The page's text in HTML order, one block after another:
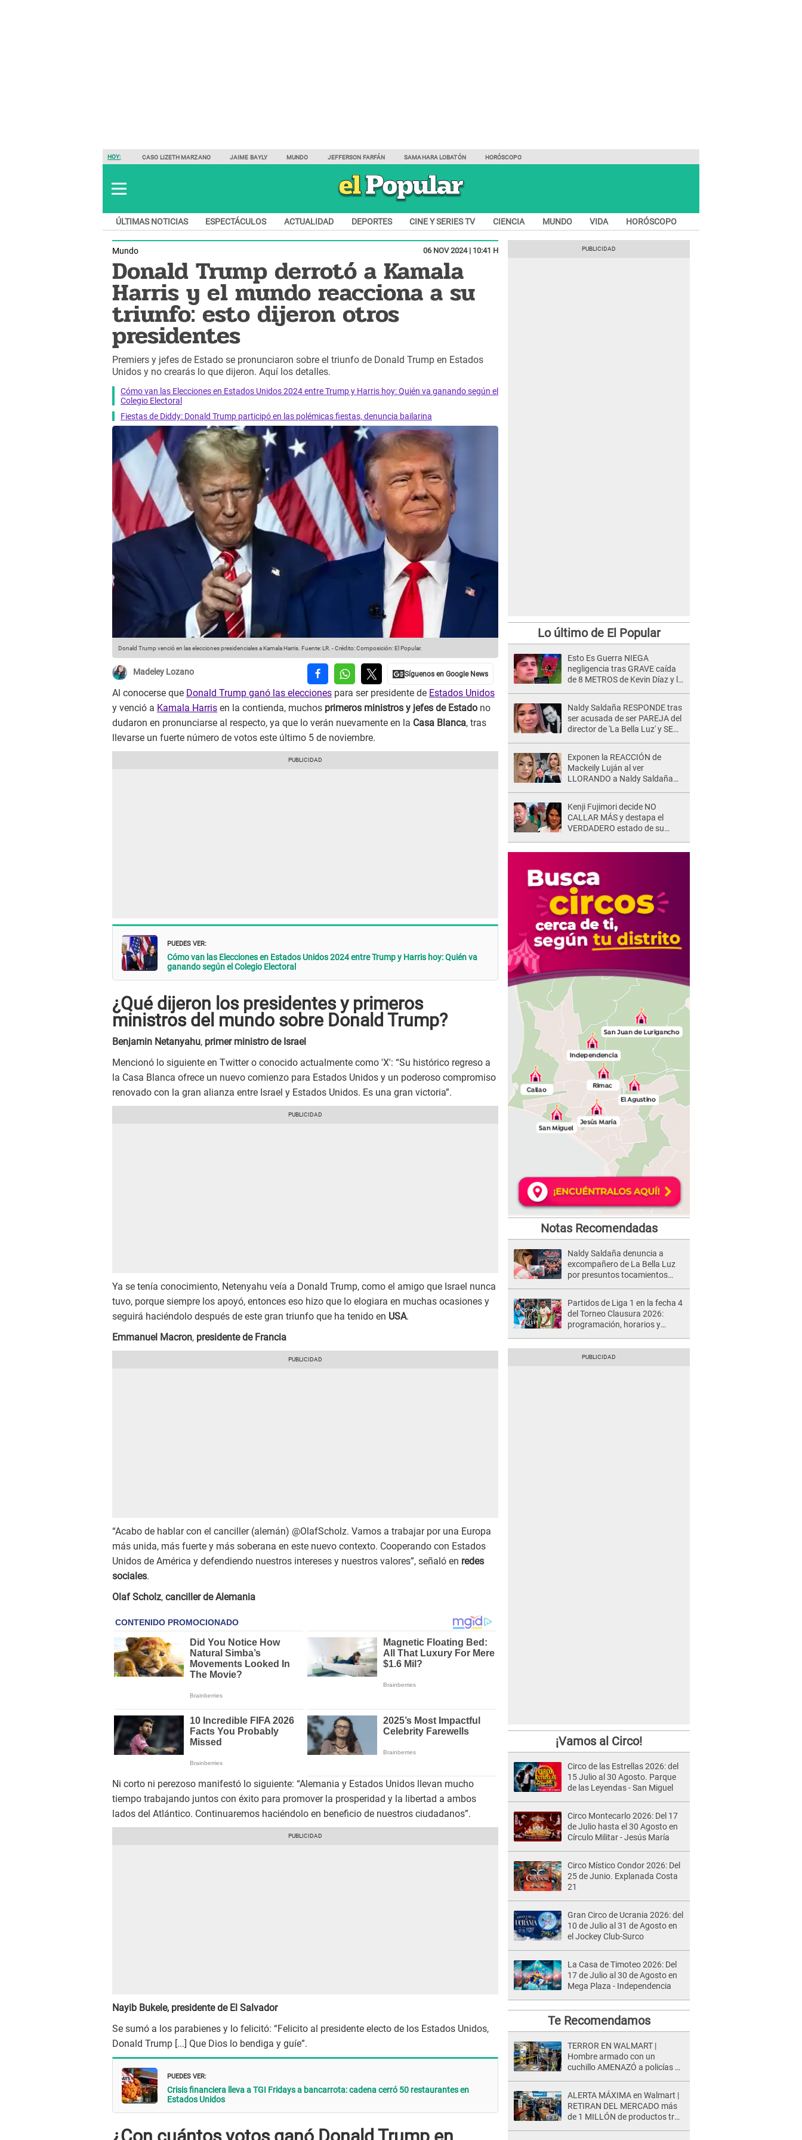
HOY: CASO LIZETH MARZANO JAIME BAYLY MUNDO JEFFERSON FARFÁN SAMAHARA LOBATÓN HORÓSCOPO
ÚLTIMAS NOTICIAS ESPECTÁCULOS ACTUALIDAD DEPORTES CINE Y SERIES TV CIENCIA MUNDO VIDA HORÓSCOPO
Mundo 06 NOV 2024 | 10:41 H
Donald Trump derrotó a Kamala
Harris y el mundo reacciona a su
triunfo: esto dijeron otros
presidentes
Premiers y jefes de Estado se pronunciaron sobre el triunfo de Donald Trump en Estados
Unidos y no crearás lo que dijeron. Aquí los detalles.
Cómo van las Elecciones en Estados Unidos 2024 entre Trump y Harris hoy: Quién va ganando según el
Colegio Electoral
Fiestas de Diddy: Donald Trump participó en las polémicas fiestas, denuncia bailarina
Donald Trump venció en las elecciones presidenciales a Kamala Harris. Fuente: LR. -Crédito: Composición: El Popular.
Madeley Lozano
Al conocerse que Donald Trump ganó las elecciones para ser presidente de Estados Unidos
y venció a Kamala Harris en la contienda, muchos primeros ministros y jefes de Estado no
dudaron en pronunciarse al respecto, ya que lo verán nuevamente en la Casa Blanca, tras
llevarse un fuerte número de votos este último 5 de noviembre.
PUEDES VER:
Cómo van las Elecciones en Estados Unidos 2024 entre Trump y Harris hoy: Quién va
ganando según el Colegio Electoral
¿Qué dijeron los presidentes y primeros
ministros del mundo sobre Donald Trump?
Benjamin Netanyahu, primer ministro de Israel
Mencionó lo siguiente en Twitter o conocido actualmente como 'X': “Su histórico regreso a
la Casa Blanca ofrece un nuevo comienzo para Estados Unidos y un poderoso compromiso
renovado con la gran alianza entre Israel y Estados Unidos. Es una gran victoria”.
Ya se tenía conocimiento, Netenyahu veía a Donald Trump, como el amigo que Israel nunca
tuvo, porque siempre los apoyó, entonces eso hizo que lo elogiara en muchas ocasiones y
seguirá haciéndolo después de este gran triunfo que ha tenido en USA.
Emmanuel Macron, presidente de Francia
“Acabo de hablar con el canciller (alemán) @OlafScholz. Vamos a trabajar por una Europa
más unida, más fuerte y más soberana en este nuevo contexto. Cooperando con Estados
Unidos de América y defendiendo nuestros intereses y nuestros valores”, señaló en redes
sociales.
Olaf Scholz, canciller de Alemania
Ni corto ni perezoso manifestó lo siguiente: “Alemania y Estados Unidos llevan mucho
tiempo trabajando juntos con éxito para promover la prosperidad y la libertad a ambos
lados del Atlántico. Continuaremos haciéndolo en beneficio de nuestros ciudadanos”.
Nayib Bukele, presidente de El Salvador
Se sumó a los parabienes y lo felicitó: “Felicito al presidente electo de los Estados Unidos,
Donald Trump [...] Que Dios lo bendiga y guíe”.
PUEDES VER:
Crisis financiera lleva a TGI Fridays a bancarrota: cadena cerró 50 restaurantes en
Estados Unidos
Lo último de El Popular
Esto Es Guerra NIEGA
negligencia tras GRAVE caída
de 8 METROS de Kevin Díaz y lo
Naldy Saldaña RESPONDE tras
ser acusada de ser PAREJA del
director de 'La Bella Luz' y SE
Exponen la REACCIÓN de
Mackeily Luján al ver
LLORANDO a Naldy Saldaña
Kenji Fujimori decide NO
CALLAR MÁS y destapa el
VERDADERO estado de su
Notas Recomendadas
Naldy Saldaña denuncia a
excompañero de La Bella Luz
por presuntos tocamientos
Partidos de Liga 1 en la fecha 4
del Torneo Clausura 2026:
programación, horarios y
¡Vamos al Circo!
Circo de las Estrellas 2026: del
15 Julio al 30 Agosto. Parque
de las Leyendas - San Miguel
Circo Montecarlo 2026: Del 17
de Julio hasta el 30 Agosto en
Círculo Militar - Jesús María
Circo Místico Condor 2026: Del
25 de Junio. Explanada Costa
21
Gran Circo de Ucrania 2026: del
10 de Julio al 31 de Agosto en
el Jockey Club-Surco
La Casa de Timoteo 2026: Del
17 de Julio al 30 de Agosto en
Mega Plaza - Independencia
Te Recomendamos
TERROR EN WALMART |
Hombre armado con un
cuchillo AMENAZÓ a policías y
ALERTA MÁXIMA en Walmart |
RETIRAN DEL MERCADO más
de 1 MILLÓN de productos tras